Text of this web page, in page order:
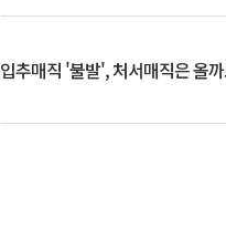
입추매직 '불발', 처서매직은 올